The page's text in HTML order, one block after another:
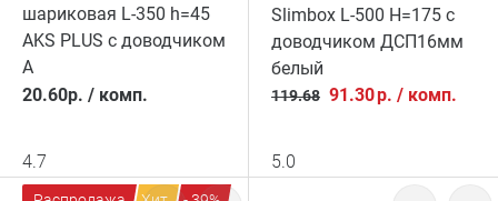
шариковая L-350 h=45
AKS PLUS с доводчиком
A
20.60р. / комп.
4.7
Slimbox L-500 H=175 с
доводчиком ДСП16мм
белый
119.68 91.30р. / комп.
5.0